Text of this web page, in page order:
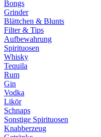
Bongs
Grinder
Blättchen & Blunts
Filter & Tips
Aufbewahrung
Spirituosen
Whisky
Tequila
Rum
Gin
Vodka
Likör
Schnaps
Sonstige Spirituosen
Knabberzeug